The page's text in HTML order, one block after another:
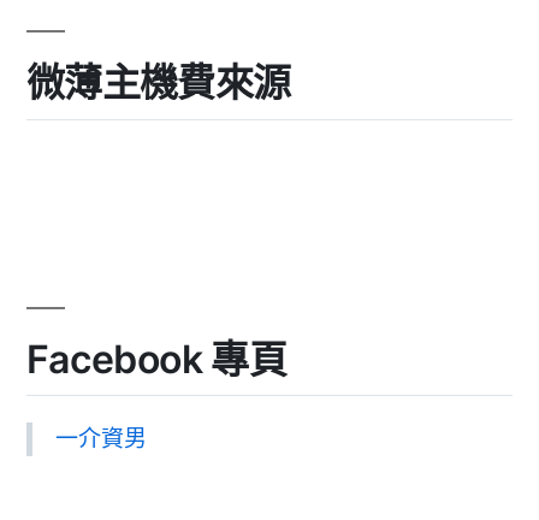
微薄主機費來源
Facebook 專頁
一介資男